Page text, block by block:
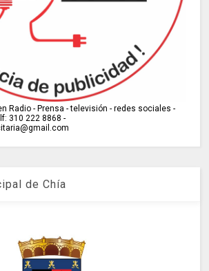
Radio - Prensa - televisión - redes sociales -
310 222 8868 -
de Chía